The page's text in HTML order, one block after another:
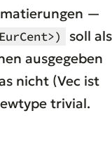
—
soll als
ausgegeben
nicht (Vec ist
trivial.